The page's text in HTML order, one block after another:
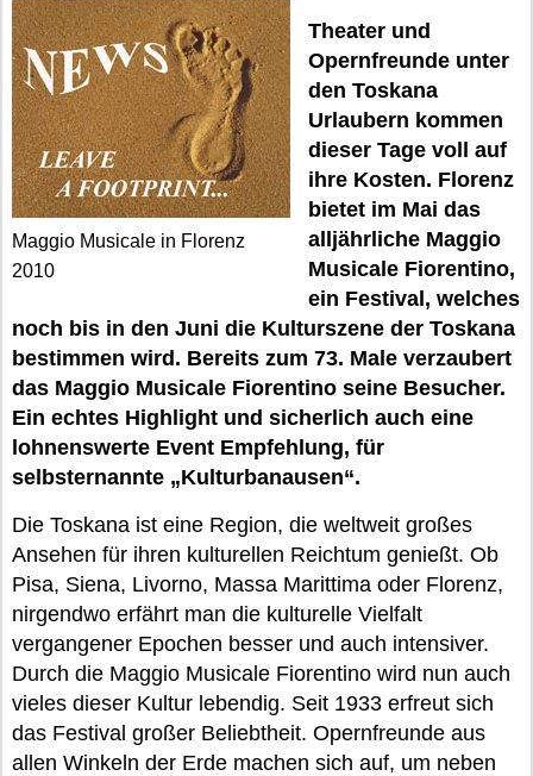
Maggio Musicale in Florenz
2010
Theater und
Opernfreunde unter
den Toskana
Urlaubern kommen
dieser Tage voll auf
ihre Kosten. Florenz
bietet im Mai das
alljährliche Maggio
Musicale Fiorentino,
ein Festival, welches
noch bis in den Juni die Kulturszene der Toskana
bestimmen wird. Bereits zum 73. Male verzaubert
das Maggio Musicale Fiorentino seine Besucher.
Ein echtes Highlight und sicherlich auch eine
lohnenswerte Event Empfehlung, für
selbsternannte „Kulturbanausen“.
Die Toskana ist eine Region, die weltweit großes
Ansehen für ihren kulturellen Reichtum genießt. Ob
Pisa, Siena, Livorno, Massa Marittima oder Florenz,
nirgendwo erfährt man die kulturelle Vielfalt
vergangener Epochen besser und auch intensiver.
Durch die Maggio Musicale Fiorentino wird nun auch
vieles dieser Kultur lebendig. Seit 1933 erfreut sich
das Festival großer Beliebtheit. Opernfreunde aus
allen Winkeln der Erde machen sich auf, um neben